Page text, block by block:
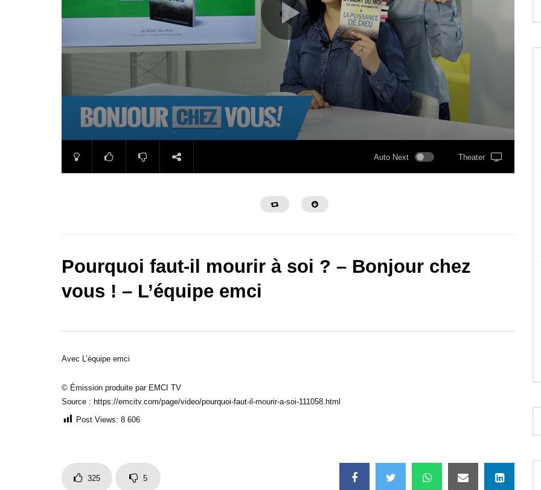
Auto Next Theater
Pourquoi faut-il mourir à soi ? – Bonjour chez
vous ! – L’équipe emci
Avec L’équipe emci
© Émission produite par EMCI TV
Source : https://emcitv.com/page/video/pourquoi-faut-il-mourir-a-soi-111058.html
Post Views: 8 606
325 5